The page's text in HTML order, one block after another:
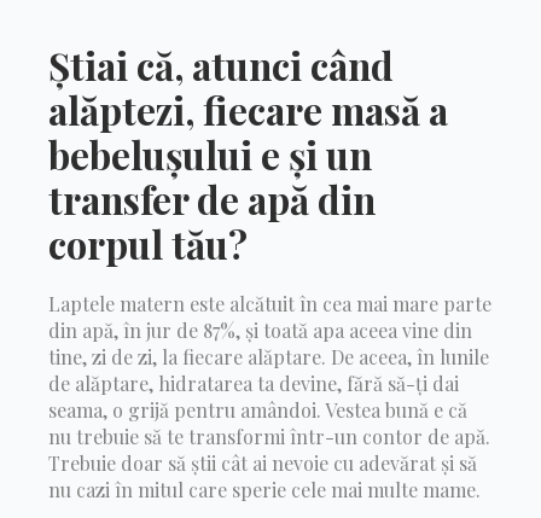
Știai că, atunci când
alăptezi, fiecare masă a
bebelușului e și un
transfer de apă din
corpul tău?
Laptele matern este alcătuit în cea mai mare parte
din apă, în jur de 87%, și toată apa aceea vine din
tine, zi de zi, la fiecare alăptare. De aceea, în lunile
de alăptare, hidratarea ta devine, fără să-ți dai
seama, o grijă pentru amândoi. Vestea bună e că
nu trebuie să te transformi într-un contor de apă.
Trebuie doar să știi cât ai nevoie cu adevărat și să
nu cazi în mitul care sperie cele mai multe mame.